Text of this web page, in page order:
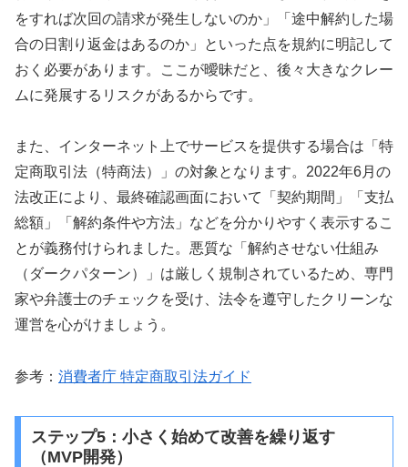
をすれば次回の請求が発生しないのか」「途中解約した場
合の日割り返金はあるのか」といった点を規約に明記して
おく必要があります。ここが曖昧だと、後々大きなクレー
ムに発展するリスクがあるからです。
また、インターネット上でサービスを提供する場合は「特
定商取引法（特商法）」の対象となります。2022年6月の
法改正により、最終確認画面において「契約期間」「支払
総額」「解約条件や方法」などを分かりやすく表示するこ
とが義務付けられました。悪質な「解約させない仕組み
（ダークパターン）」は厳しく規制されているため、専門
家や弁護士のチェックを受け、法令を遵守したクリーンな
運営を心がけましょう。
参考： 消費者庁 特定商取引法ガイド
ステップ5：小さく始めて改善を繰り返す
（MVP開発）